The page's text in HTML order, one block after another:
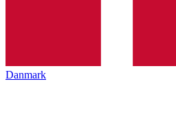
Danmark